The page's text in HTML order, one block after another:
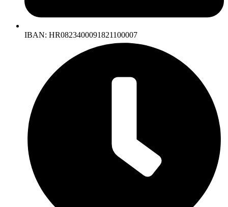
IBAN: HR0823400091821100007